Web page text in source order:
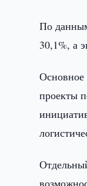
По
30,1%, а
Основное
проекты